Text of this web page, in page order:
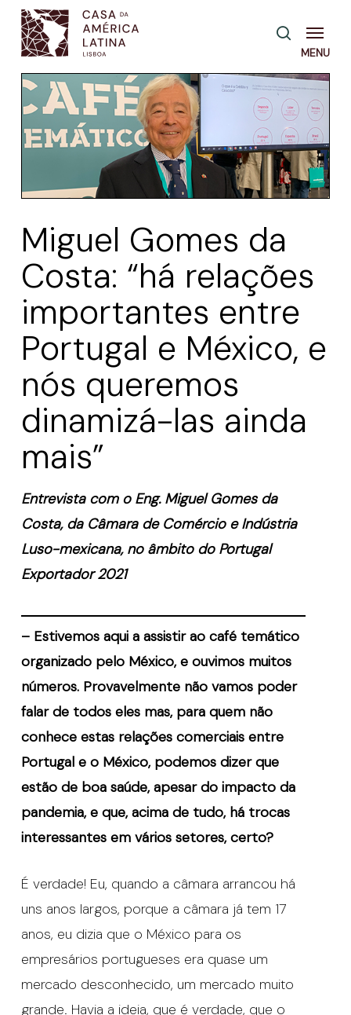
Skip
main
content
pesquisa
Menu
Miguel Gomes da
Costa: “há relações
importantes entre
Portugal e México, e
nós queremos
dinamizá-las ainda
mais”
Entrevista com o Eng. Miguel Gomes da
Costa, da Câmara de Comércio e Indústria
Luso-mexicana, no âmbito do Portugal
Exportador 2021
– Estivemos aqui a assistir ao café temático
organizado pelo México, e ouvimos muitos
números. Provavelmente não vamos poder
falar de todos eles mas, para quem não
conhece estas relações comerciais entre
Portugal e o México, podemos dizer que
estão de boa saúde, apesar do impacto da
pandemia, e que, acima de tudo, há trocas
interessantes em vários setores, certo?
É verdade! Eu, quando a câmara arrancou há
uns anos largos, porque a câmara já tem 17
anos, eu dizia que o México para os
empresários portugueses era quase um
mercado desconhecido, um mercado muito
grande. Havia a ideia, que é verdade, que o